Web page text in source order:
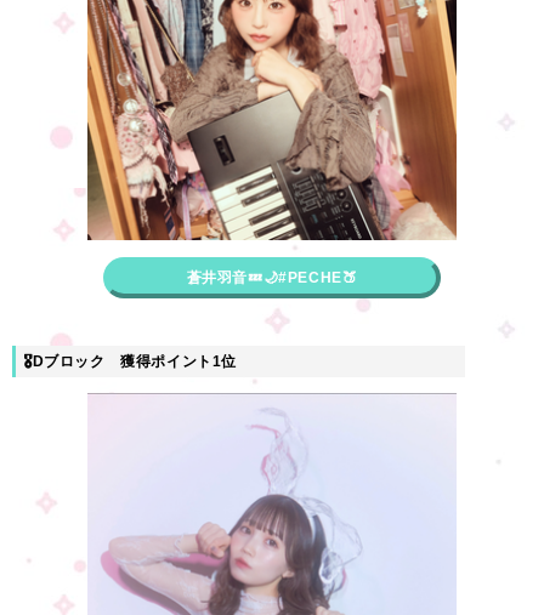
蒼井羽音💤🌙#PECHE🍑
🎖Dブロック 獲得ポイント1位